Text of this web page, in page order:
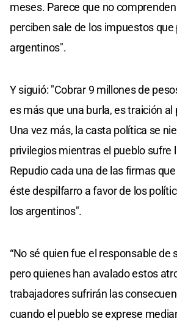
meses. Parece que no
perciben sale de los impuestos
argentinos".
Y siguió: "Cobrar 9 millones de
es más que una burla, es traición
Una vez más, la casta política se
privilegios mientras el pueblo sufre
Repudio cada una de las firmas
éste despilfarro a favor de los
los argentinos".
“No sé quien fue el responsable de
pero quienes han avalado estos
trabajadores sufrirán las
cuando el pueblo se exprese